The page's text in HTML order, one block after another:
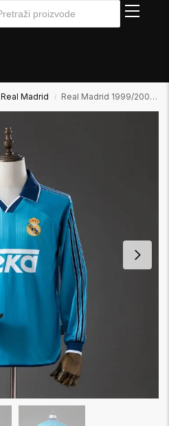
Real Madrid / Real Madrid 1999/2000 Away2 Gostujući Dugi Rukav